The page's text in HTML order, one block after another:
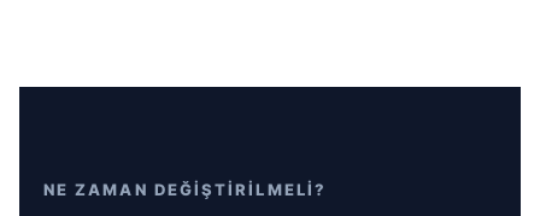
NE ZAMAN DEĞİŞTİRİLMELİ?